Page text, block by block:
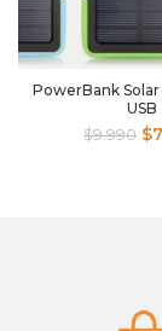
PowerBank
USB
$9.990 $